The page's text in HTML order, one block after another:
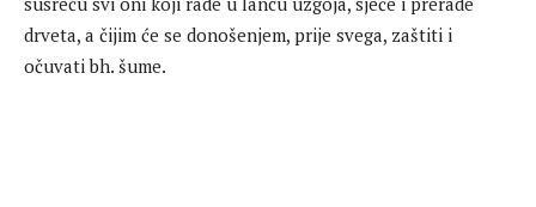
drveta, a čijim će se donošenjem, prije svega, zaštiti i
očuvati bh. šume.